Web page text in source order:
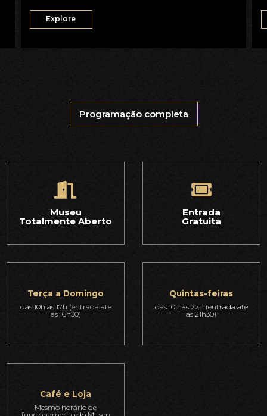
Explore
Programação completa
Museu
Totalmente Aberto
Entrada
Gratuita
Terça a Domingo
das 10h às 17h (entrada até
as 16h30)
Quintas-feiras
das 10h às 22h (entrada até
as 21h30)
Café e Loja
Mesmo horário de